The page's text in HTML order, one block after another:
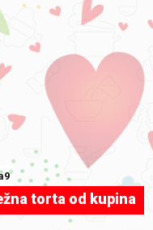
torta od kupina